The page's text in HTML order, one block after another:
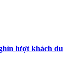
lượt khách du